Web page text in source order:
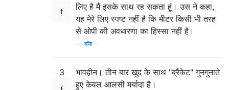
लिए है मैं इसके साथ रह सकता हूं। उस ने कहा,
यह मेरे लिए स्पष्ट नहीं है कि मीटर किसी भी तरह
से ओपी की अवधारणा का हिस्सा नहीं है।
—बॉब
3
भावहीन। तीन बार खुद के साथ "ब्रैकेट" गुनगुनाते
हुए केवल आलसी मर्यादा है।